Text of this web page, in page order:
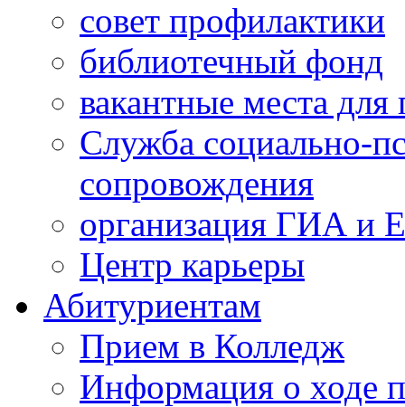
совет профилактики
библиотечный фонд
вакантные места
Служба социально-
сопровождения
организация ГИА и
Центр карьеры
Абитуриентам
Прием в Колледж
Информация о ходе